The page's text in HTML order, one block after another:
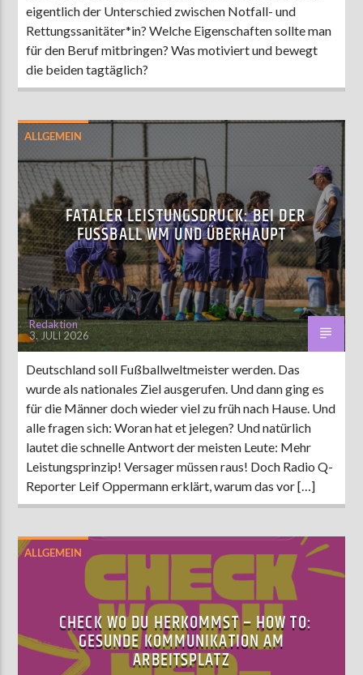
eigentlich der Unterschied zwischen Notfall- und
Rettungssanitäter*in? Welche Eigenschaften sollte man
für den Beruf mitbringen? Was motiviert und bewegt
die beiden tagtäglich?
ALLGEMEIN
FATALER LEISTUNGSDRUCK: BEI DER
FUSSBALL WM UND ÜBERHAUPT
Redaktion
3. JULI 2026
Deutschland soll Fußballweltmeister werden. Das
wurde als nationales Ziel ausgerufen. Und dann ging es
für die Männer doch wieder viel zu früh nach Hause. Und
alle fragen sich: Woran hat et jelegen? Und natürlich
lautet die schnelle Antwort der meisten Leute: Mehr
Leistungsprinzip! Versager müssen raus! Doch Radio Q-
Reporter Leif Oppermann erklärt, warum das vor […]
ALLGEMEIN
CHECK WO DU HERKOMMST – HOW TO:
GESUNDE KOMMUNIKATION AM
ARBEITSPLATZ